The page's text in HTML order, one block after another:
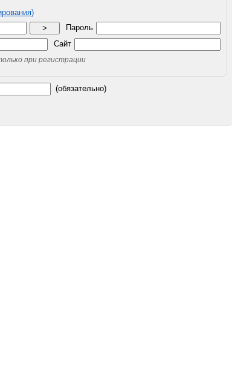
>
Пароль
Сайт
при регистрации
(обязательно)